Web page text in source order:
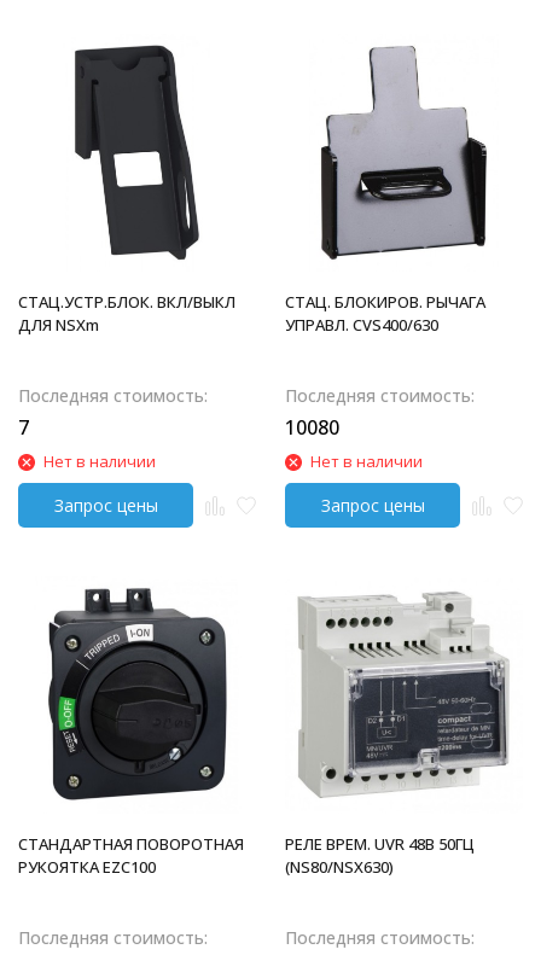
СТАЦ.УСТР.БЛОК. ВКЛ/ВЫКЛ
ДЛЯ NSXm
Последняя стоимость:
7
Нет в наличии
СТАЦ. БЛОКИРОВ. РЫЧАГА
УПРАВЛ. CVS400/630
Последняя стоимость:
10080
Нет в наличии
СТАНДАРТНАЯ ПОВОРОТНАЯ
РУКОЯТКА EZC100
Последняя стоимость:
РЕЛЕ ВРЕМ. UVR 48В 50ГЦ
(NS80/NSX630)
Последняя стоимость: